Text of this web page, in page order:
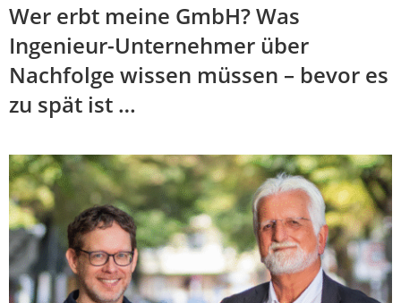
Wer erbt meine GmbH? Was
Ingenieur-Unternehmer über
Nachfolge wissen müssen – bevor es
zu spät ist …